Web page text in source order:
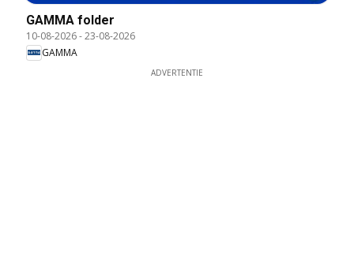
GAMMA folder
10-08-2026-23-08-2026
GAMMA
ADVERTENTIE